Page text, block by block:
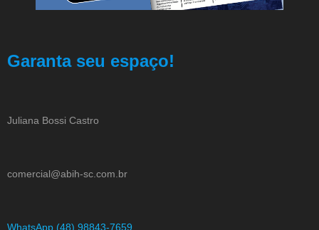
Garanta seu espaço!
Juliana Bossi Castro
comercial@abih-sc.com.br
WhatsApp (48) 98843-7659.